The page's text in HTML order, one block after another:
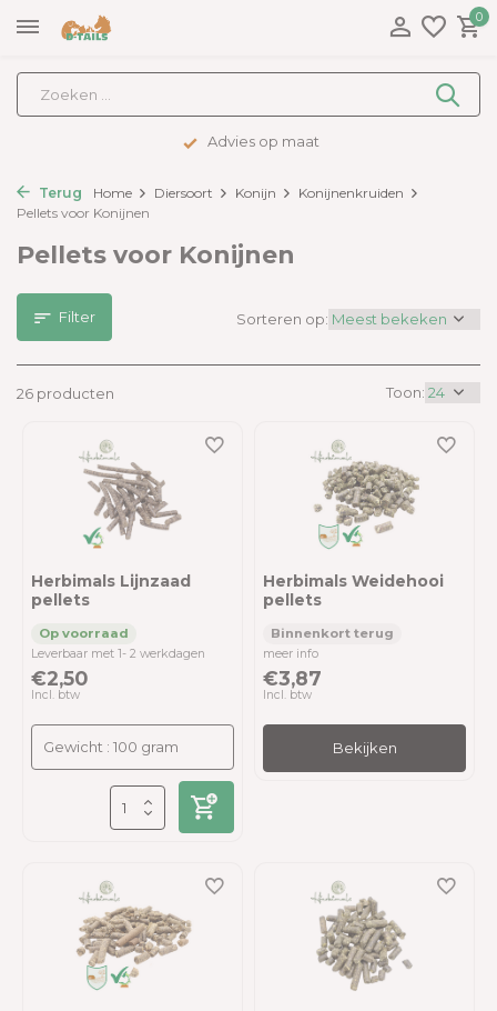
0
Advies op maat
Terug Home Diersoort Konijn
Konijnenkruiden
Pellets voor Konijnen
Pellets voor Konijnen
Filter
26 producten Toon:
Sorteren op:
Herbimals Lijnzaad
pellets
Leverbaar met 1- 2 werkdagen
€2,50
Incl. btw
Herbimals Weidehooi
pellets
meer info
€3,87
Incl. btw
Bekijken